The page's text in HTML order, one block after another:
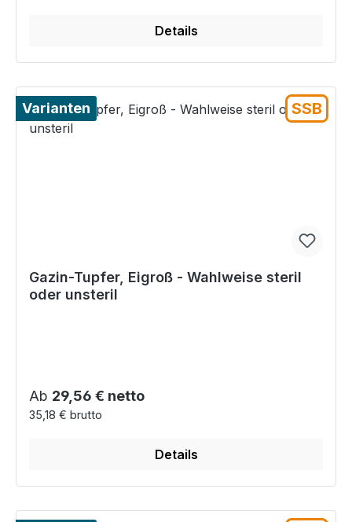
Details
Varianten SSB
Gazin-Tupfer, Eigroß - Wahlweise steril
oder unsteril
Regulärer Preis:
Ab 29,56 € netto
35,18 € brutto
Details